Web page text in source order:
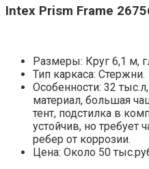
Intex Prism Frame
Размеры: Круг 6,1 м,
Тип каркаса: Стержни.
Особенности: 32
материал, большая
тент, подстилка в
устойчив, но требует
ребер от коррозии.
Цена: Около 50